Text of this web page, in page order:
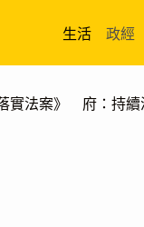
生活 政經
實法案》 府：持續